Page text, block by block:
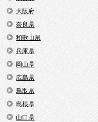
大阪府
奈良県
和歌山県
兵庫県
岡山県
広島県
鳥取県
島根県
山口県